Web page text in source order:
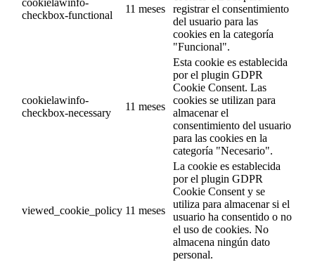
cookielawinfo-
checkbox-functional
11 meses
registrar el consentimiento
del usuario para las
cookies en la categoría
"Funcional".
cookielawinfo-
checkbox-necessary
11 meses
Esta cookie es establecida
por el plugin GDPR
Cookie Consent. Las
cookies se utilizan para
almacenar el
consentimiento del usuario
para las cookies en la
categoría "Necesario".
viewed_cookie_policy 11 meses
La cookie es establecida
por el plugin GDPR
Cookie Consent y se
utiliza para almacenar si el
usuario ha consentido o no
el uso de cookies. No
almacena ningún dato
personal.